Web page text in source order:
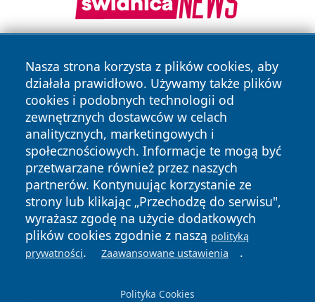
Nasza strona korzysta z plików cookies, aby
działała prawidłowo. Używamy także plików
cookies i podobnych technologii od
zewnętrznych dostawców w celach
analitycznych, marketingowych i
społecznościowych. Informacje te mogą być
przetwarzane również przez naszych
partnerów. Kontynuując korzystanie ze
strony lub klikając „Przechodzę do serwisu",
wyrażasz zgodę na użycie dodatkowych
plików cookies zgodnie z naszą polityką
prywatności. Zaawansowane ustawienia .
Polityka Cookies
Copyright © 2026 faktybytom.pl Wszystkie prawa zastrzeżone.
News Autorzy
Polityka
Prywatności
Polityka
Cookies